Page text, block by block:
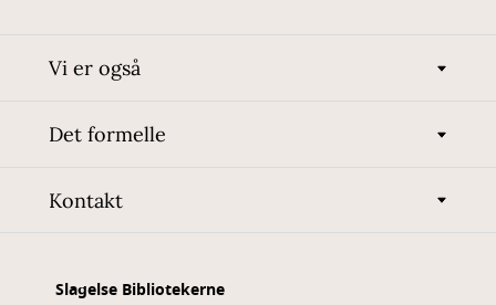
Vi er også
Det formelle
Kontakt
Slagelse Bibliotekerne